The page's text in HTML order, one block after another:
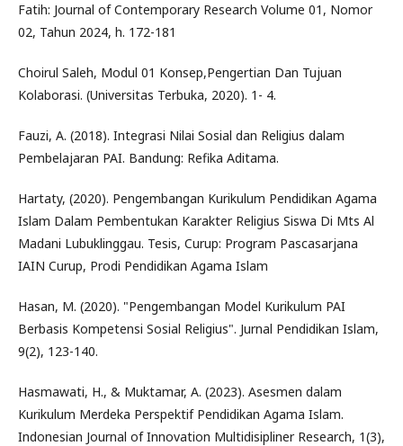
Fatih: Journal of Contemporary Research Volume 01, Nomor
02, Tahun 2024, h. 172-181
Choirul Saleh, Modul 01 Konsep,Pengertian Dan Tujuan
Kolaborasi. (Universitas Terbuka, 2020). 1- 4.
Fauzi, A. (2018). Integrasi Nilai Sosial dan Religius dalam
Pembelajaran PAI. Bandung: Refika Aditama.
Hartaty, (2020). Pengembangan Kurikulum Pendidikan Agama
Islam Dalam Pembentukan Karakter Religius Siswa Di Mts Al
Madani Lubuklinggau. Tesis, Curup: Program Pascasarjana
IAIN Curup, Prodi Pendidikan Agama Islam
Hasan, M. (2020). "Pengembangan Model Kurikulum PAI
Berbasis Kompetensi Sosial Religius". Jurnal Pendidikan Islam,
9(2), 123-140.
Hasmawati, H., & Muktamar, A. (2023). Asesmen dalam
Kurikulum Merdeka Perspektif Pendidikan Agama Islam.
Indonesian Journal of Innovation Multidisipliner Research, 1(3),